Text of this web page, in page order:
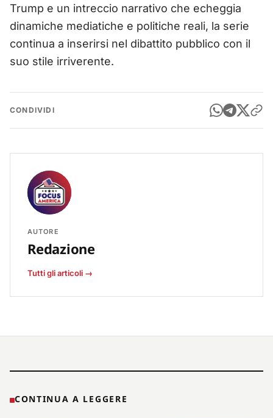
Trump e un intreccio narrativo che echeggia
dinamiche mediatiche e politiche reali, la serie
continua a inserirsi nel dibattito pubblico con il
suo stile irriverente.
CONDIVIDI
AUTORE
Redazione
Tutti gli articoli →
CONTINUA A LEGGERE